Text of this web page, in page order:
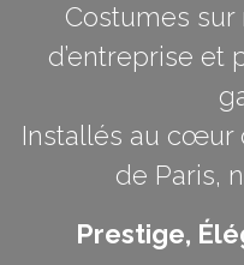
Costumes
d’entreprise et
Installés au cœur
de Paris,
Prestige,